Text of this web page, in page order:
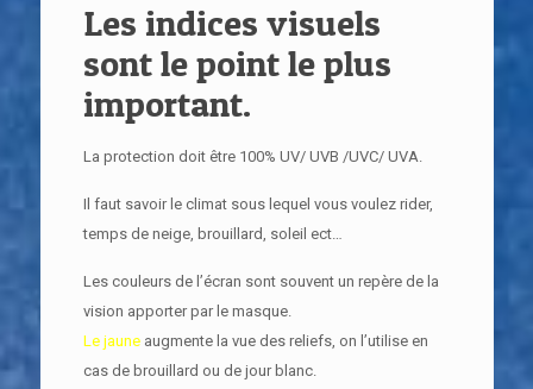
Les indices visuels
sont le point le plus
important.
La protection doit être 100% UV/ UVB /UVC/ UVA.
Il faut savoir le climat sous lequel vous voulez rider,
temps de neige, brouillard, soleil ect…
Les couleurs de l’écran sont souvent un repère de la
vision apporter par le masque.
Le jaune augmente la vue des reliefs, on l’utilise en
cas de brouillard ou de jour blanc.